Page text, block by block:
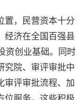
置，民营资本十分
经济在全国百强县
资创业基础。同时
究院、审评审批中
审评审批流程、加